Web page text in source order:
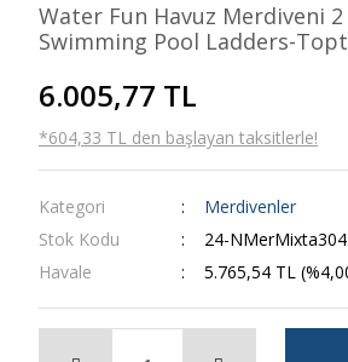
Water Fun Havuz Merdiveni
Swimming Pool Ladders-
6.005,77 TL
*604,33 TL den başlayan taksitlerle!
Kategori
Merdivenler
Stok Kodu
24-
Havale
5.765,54 TL